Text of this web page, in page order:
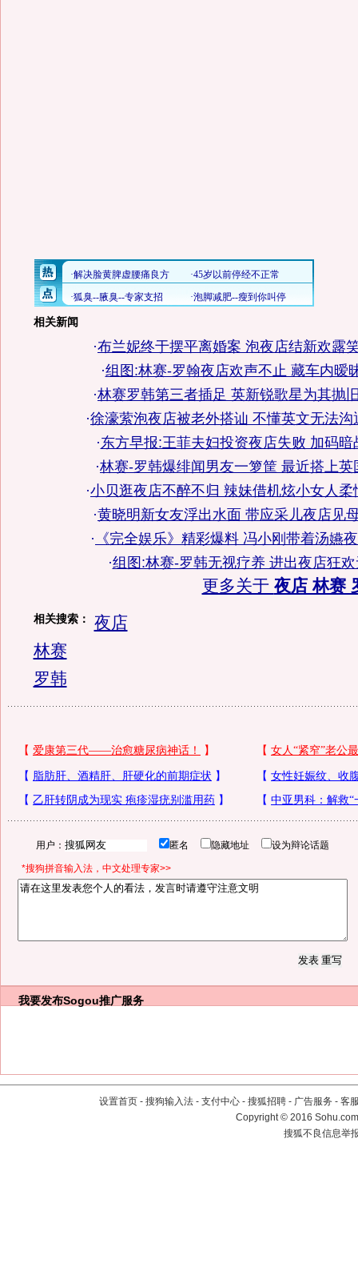
相关新闻
·布兰妮终于摆平离婚案 泡夜店结新欢露
·组图:林赛-罗翰夜店欢声不止 藏车内暧
·林赛罗韩第三者插足 英新锐歌星为其抛
·徐濠萦泡夜店被老外搭讪 不懂英文无法沟
·东方早报:王菲夫妇投资夜店失败 加码暗
·林赛-罗韩爆绯闻男友一箩筐 最近搭上英
·小贝逛夜店不醉不归 辣妹借机炫小女人柔
·黄晓明新女友浮出水面 带应采儿夜店见
· 《完全娱乐》精彩爆料 冯小刚带着汤嬿
·组图:林赛-罗韩无视疗养 进出夜店狂
更多关于 夜店 林赛
相关搜索：
夜店
林赛
罗韩
用户： 匿名 隐藏地址 设为辩论话题
*搜狗拼音输入法，中文处理专家>>
我要发布Sogou推广服务
设置首页 - 搜狗输入法 - 支付中心 - 搜狐招聘 - 广告服务 - 客
Copyright©2016
搜狐不良信息举